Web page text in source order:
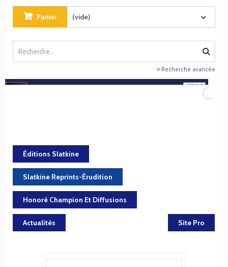
Panier (vide)
Recherche avancée
Éditions Slatkine
Slatkine Reprints-Érudition
Honoré Champion Et Diffusions
Actualités Site Pro